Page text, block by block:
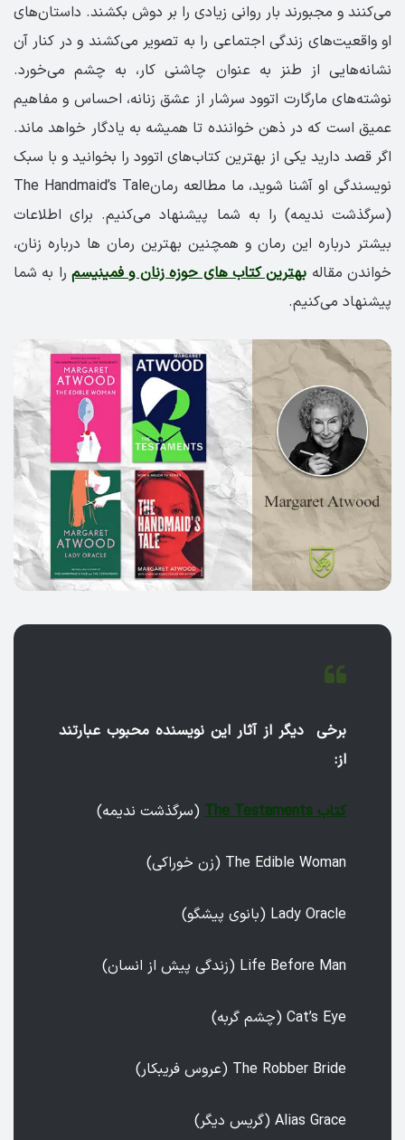
می‌کنند و مجبورند بار روانی زیادی را بر دوش بکشند. داستان‌های
او واقعیت‌های زندگی اجتماعی را به تصویر می‌کشند و در کنار آن
نشانه‌هایی از طنز به عنوان چاشنی کار، به چشم می‌خورد.
نوشته‌های مارگارت اتوود سرشار از عشق زنانه، احساس و مفاهیم
عمیق است که در ذهن خواننده تا همیشه به یادگار خواهد ماند.
اگر قصد دارید یکی از بهترین کتاب‌های اتوود را بخوانید و با سبک
نویسندگی او آشنا شوید، ما مطالعه رمانThe Handmaid’s Tale
(سرگذشت ندیمه) را به شما پیشنهاد می‌کنیم. برای اطلاعات
بیشتر درباره این رمان و همچنین بهترین رمان ها درباره زنان،
خواندن مقاله بهترین کتاب های حوزه زنان و فمینیسمرا به شما
پیشنهاد می‌کنیم.
برخی دیگر از آثار این نویسنده محبوب عبارتند
از:
کتاب The Testaments (‌سرگذشت ندیمه)
The Edible Woman (زن خوراکی)
Lady Oracle (بانوی پیشگو)
Life Before Man (زندگی پیش از انسان)
Cat’s Eye (چشم گربه)
The Robber Bride (عروس فریبکار)
Alias Grace (گریس دیگر)